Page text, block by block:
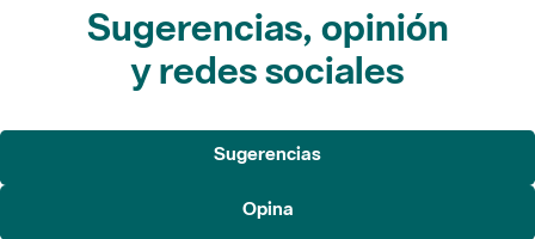
Sugerencias, opinión
y redes sociales
Sugerencias
Opina